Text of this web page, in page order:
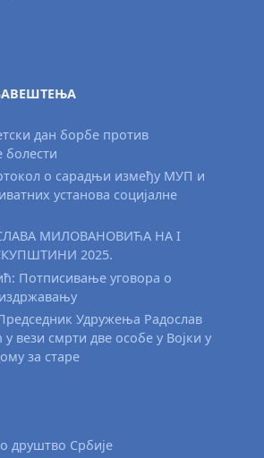
дан борбе против
болести
о сарадњи између МУП и
установа социјалне
МИЛОВАНОВИЋА НА I
2025.
Потписивање уговора о
Удружења Радослав
вези смрти две особе у Војки у
за старе
друштво Србије